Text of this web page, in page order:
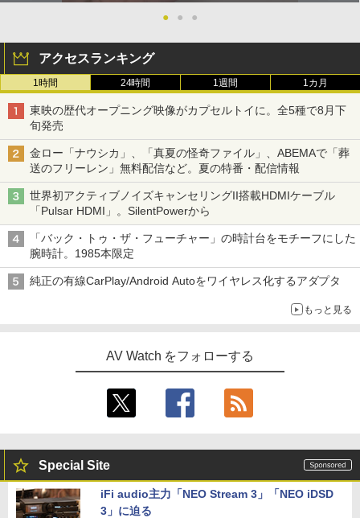
● ● ●
アクセスランキング
1時間 24時間 1週間 1カ月
東映の歴代オープニング映像がカプセルトイに。全5種で8月下
旬発売
金ロー「ナウシカ」、「真夏の怪奇ファイル」、ABEMAで「葬
送のフリーレン」無料配信など。夏の特番・配信情報
世界初アクティブノイズキャンセリングII搭載HDMIケーブル
「Pulsar HDMI」。SilentPowerから
「バック・トゥ・ザ・フューチャー」の時計台をモチーフにした
腕時計。1985本限定
純正の有線CarPlay/Android Autoをワイヤレス化するアダプタ
もっと見る
AV Watch をフォローする
Special Site
iFi audio主力「NEO Stream 3」「NEO iDSD
3」に迫る